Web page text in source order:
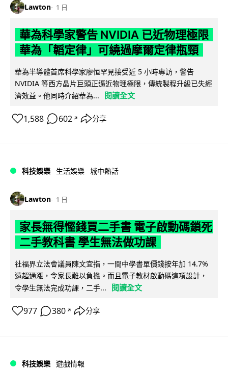
Lawton 1 日
華為科學家警告 NVIDIA 已近物理極限
華為「韜定律」可繞過摩爾定律瓶頸
華為半導體首席科學家廖恒罕見接受近 5 小時專訪，警告
NVIDIA 等西方晶片巨頭正逼近物理極限，傳統製程升級已失經
濟效益。他同時介紹華為...
閱讀全文
1,588 602 ↗ 分享
科技娛樂 生活娛樂 城中熱話
Lawton 1 日
家長無得慳錢買二手書 電子啟動碼鎖死
二手教科書 學生無法做功課
社福界立法會議員陳文宜指，一間中學書單價錢按年加 14.7%
遠超通漲，令家長難以負擔。而且電子教材啟動碼這項設計，
令學生無法完成功課，二手...
閱讀全文
977 380 ↗ 分享
科技娛樂 遊戲情報